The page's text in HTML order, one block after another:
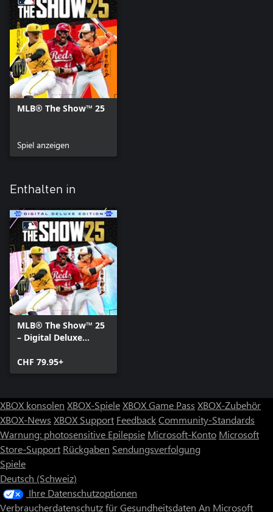
MLB® The Show™ 25
Spiel anzeigen
Enthalten in
MLB® The Show™ 25
– Digital Deluxe
CHF 79.95+
XBOX konsolen XBOX-SpieleXBOX Game Pass XBOX-Zubehör
XBOX-News XBOX Support FeedbackCommunity-Standards
Warnung: photosensitive Epilepsie Microsoft-Konto Microsoft
Store-Support Rückgaben Sendungsverfolgung
Spiele
Deutsch (Schweiz)
Ihre Datenschutzoptionen
Verbraucherdatenschutz für Gesundheitsdaten An Microsoft